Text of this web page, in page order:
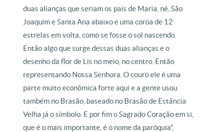
duas alianças que seriam os pais de Maria, né, São
Joaquim e Santa Ana abaixo e uma coroa de 12
estrelas em volta, como se fosse o sol nascendo.
Então algo que surge dessas duas alianças e o
desenho da flor de Lis no meio, no centro. Então
representando Nossa Senhora. O couro ele é uma
parte muito econômica forte aqui e a gente usou
também no Brasão, baseado no Brasão de Estância
Velha já o símbolo. E por fim o Sagrado Coração em si,
que é o mais importante, é o nome da paróquia”,